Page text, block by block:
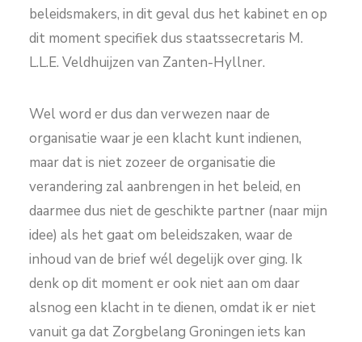
beleidsmakers, in dit geval dus het kabinet en op
dit moment specifiek dus staatssecretaris M.
L.L.E. Veldhuijzen van Zanten-Hyllner.
Wel word er dus dan verwezen naar de
organisatie waar je een klacht kunt indienen,
maar dat is niet zozeer de organisatie die
verandering zal aanbrengen in het beleid, en
daarmee dus niet de geschikte partner (naar mijn
idee) als het gaat om beleidszaken, waar de
inhoud van de brief wél degelijk over ging. Ik
denk op dit moment er ook niet aan om daar
alsnog een klacht in te dienen, omdat ik er niet
vanuit ga dat Zorgbelang Groningen iets kan